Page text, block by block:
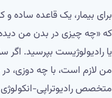
برای بیمار، یک قاعده ساده
که «چه چیزی در بدن من دیده
یا رادیولوژیست بپرسید.
من لازم است، با چه دوزی،
متخصص رادیوتراپی-